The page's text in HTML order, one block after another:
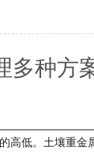
多种方
高低。土壤重金